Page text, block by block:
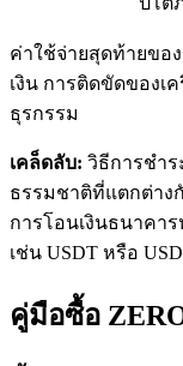
เรียนรู้ Staking
เรียนรู้เกี่ยวกับ
Bitrue
ค่าใช้จ่ายสุดท้ายขอ
เงิน การติดขัดของเ
ธุรกรรม
เคล็ดลับ: วิธีการชำร
ธรรมชาติที่แตกต่าง
การโอนเงินธนาคา
เช่น USDT หรือ
คู่มือซื้อ